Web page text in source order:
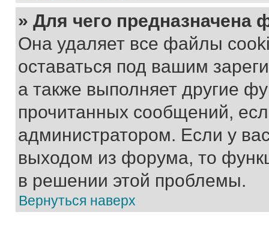
» Для чего предназначена
Она удаляет все файлы
оставаться под вашим
а также выполняет другие
прочитанных сообщений,
администратором. Если у
выходом из форума, то
в решении этой проблемы.
Вернуться наверх